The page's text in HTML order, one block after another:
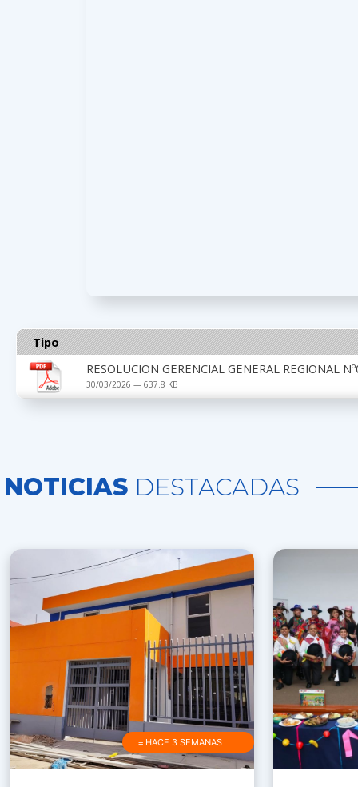
Tipo
RESOLUCION GERENCIAL GENERAL REGIONAL
30/03/2026 — 637.8 KB
NOTICIAS DESTACADAS
≡ HACE 3 SEMANAS